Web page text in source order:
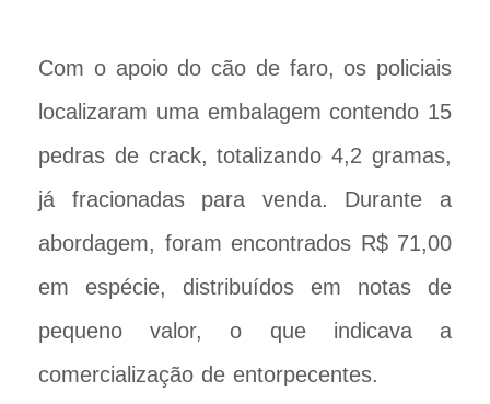
Com o apoio do cão de faro, os policiais
localizaram uma embalagem contendo 15
pedras de crack, totalizando 4,2 gramas,
já fracionadas para venda. Durante a
abordagem, foram encontrados R$ 71,00
em espécie, distribuídos em notas de
pequeno valor, o que indicava a
comercialização de entorpecentes.